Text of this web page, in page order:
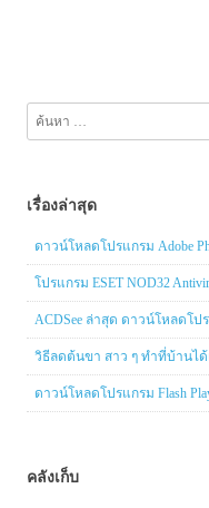
สำหรับ:
เรื่องล่าสุด
ดาวน์โหลดโปรแกรม Adobe
โปรแกรม ESET NOD32
ACDSee ล่าสุด ดาวน์โหลดโป
วิธีลดต้นขา สาว ๆ ทำที่บ้านได้
ดาวน์โหลดโปรแกรม Flash
คลังเก็บ